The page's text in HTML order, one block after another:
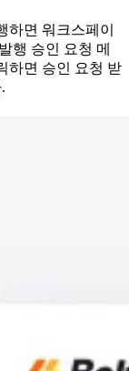
하면 워크스페이
행 승인 요청 메
하면 승인 요청 받